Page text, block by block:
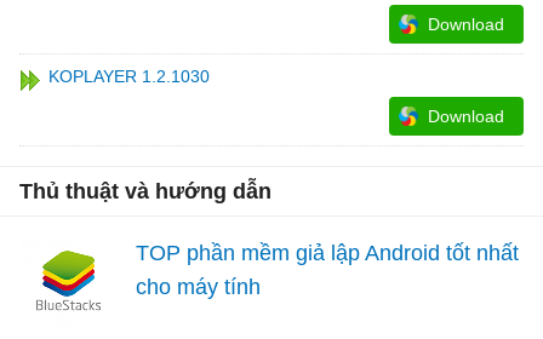
Download
KOPLAYER 1.2.1030
Download
Thủ thuật và hướng dẫn
TOP phần mềm giả lập Android tốt nhất
cho máy tính